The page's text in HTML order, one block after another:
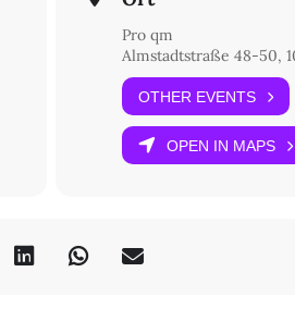
Pro qm
Almstadtstraße 48-50,
OTHER EVENTS
OPEN IN MAPS